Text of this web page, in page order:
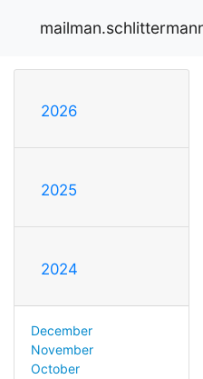
2026
2025
2024
December
November
October